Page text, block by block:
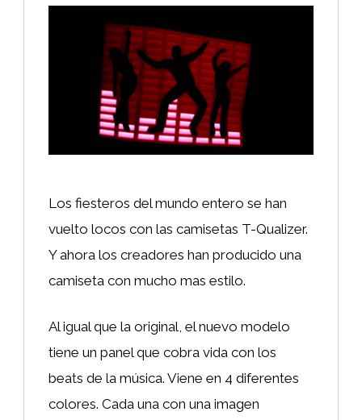
Los fiesteros del mundo entero se han
vuelto locos con las camisetas T-Qualizer.
Y ahora los creadores han producido una
camiseta con mucho mas estilo.
Al igual que la original, el nuevo modelo
tiene un panel que cobra vida con los
beats de la música. Viene en 4 diferentes
colores. Cada una con una imagen